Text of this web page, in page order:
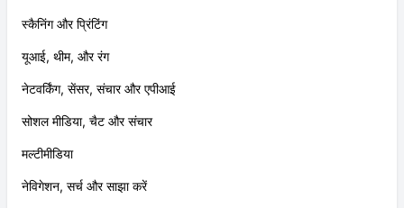
स्कैनिंग और प्रिंटिंग
यूआई, थीम, और रंग
नेटवर्किंग, सेंसर, संचार और एपीआई
सोशल मीडिया, चैट और संचार
मल्टीमीडिया
नेविगेशन, सर्च और साझा करें